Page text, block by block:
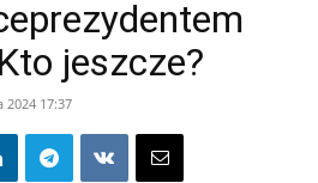
jeszcze?
2024 17:37